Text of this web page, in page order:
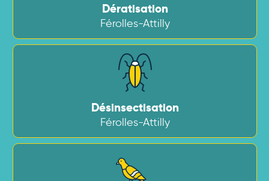
Dératisation
Férolles-Attilly
Désinsectisation
Férolles-Attilly